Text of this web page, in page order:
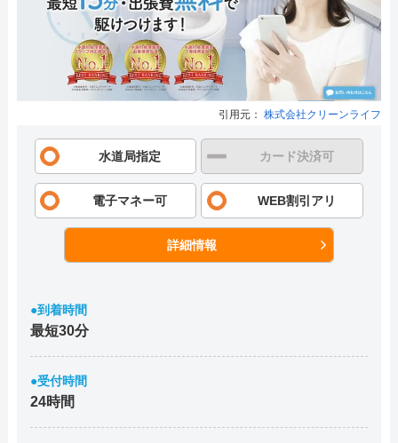
引用元： 株式会社クリーンライフ
水道局指定 カード決済可
電子マネー可 WEB割引アリ
詳細情報
●到着時間
最短30分
●受付時間
24時間